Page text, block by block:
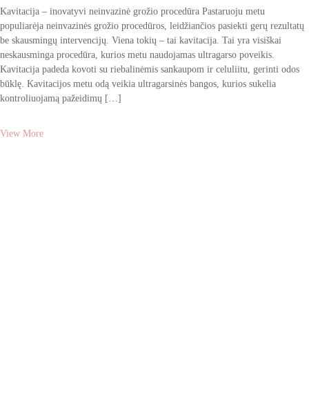
Kavitacija – inovatyvi neinvazinė grožio procedūra Pastaruoju metu
populiarėja neinvazinės grožio procedūros, leidžiančios pasiekti gerų rezultatų
be skausmingų intervencijų. Viena tokių – tai kavitacija. Tai yra visiškai
neskausminga procedūra, kurios metu naudojamas ultragarso poveikis.
Kavitacija padeda kovoti su riebalinėmis sankaupom ir celuliitu, gerinti odos
būklę. Kavitacijos metu odą veikia ultragarsinės bangos, kurios sukelia
kontroliuojamą pažeidimų […]
View More